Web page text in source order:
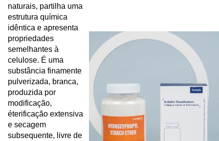
naturais, partilha uma
estrutura química
idêntica e apresenta
propriedades
semelhantes à
celulose. É uma
substância finamente
pulverizada, branca,
produzida por
modificação,
éterificação extensiva
e secagem
subsequente, livre de